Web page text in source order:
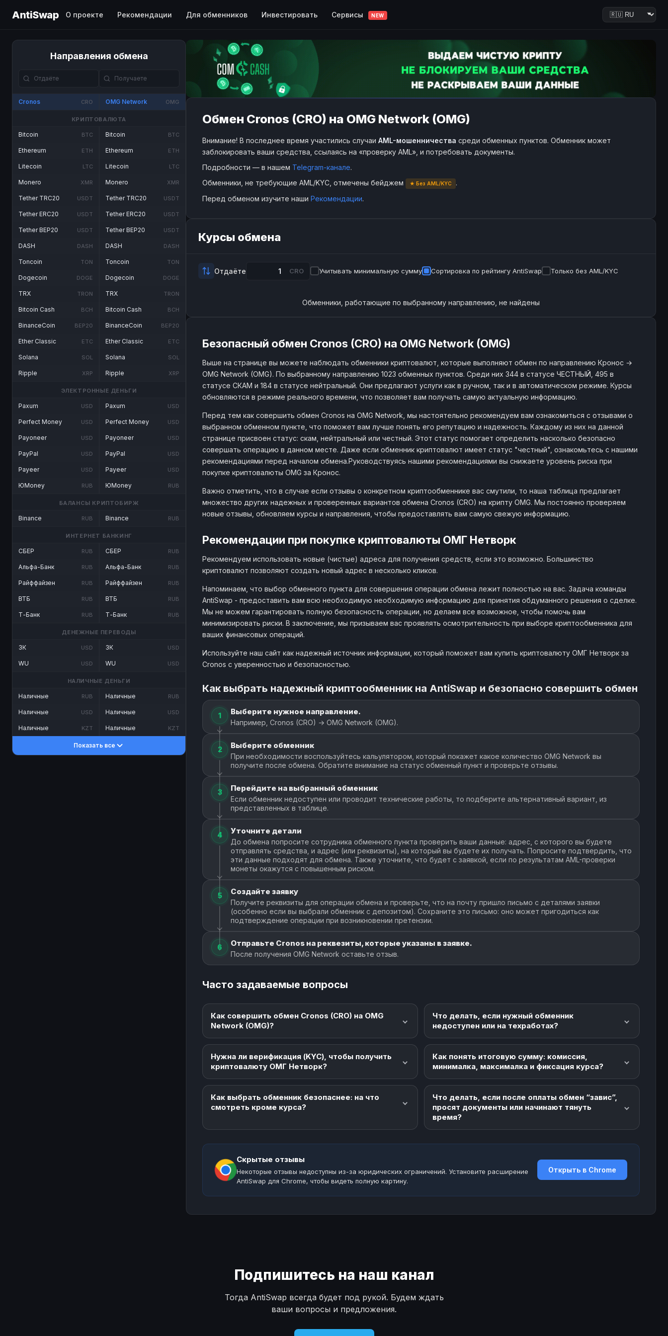
AntiSwap О проекте Рекомендации Для обменников Инвестировать Сервисы NEW
Направления обмена
Cronos CRO OMG Network OMG
КРИПТОВАЛЮТА
Bitcoin BTC
Ethereum ETH
Litecoin LTC
Monero XMR
Tether TRC20 USDT
Tether ERC20 USDT
Tether BEP20 USDT
DASH DASH
Toncoin TON
Dogecoin DOGE
TRX TRON
Bitcoin Cash BCH
BinanceCoin BEP20
Ether Classic ETC
Solana SOL
Ripple XRP
Bitcoin BTC
Ethereum ETH
Litecoin LTC
Monero XMR
Tether TRC20 USDT
Tether ERC20 USDT
Tether BEP20 USDT
DASH DASH
Toncoin TON
Dogecoin DOGE
TRX TRON
Bitcoin Cash BCH
BinanceCoin BEP20
Ether Classic ETC
Solana SOL
Ripple XRP
ЭЛЕКТРОННЫЕ ДЕНЬГИ
Paxum USD
Perfect Money USD
Payoneer USD
PayPal USD
Payeer USD
ЮMoney RUB
Paxum USD
Perfect Money USD
Payoneer USD
PayPal USD
Payeer USD
ЮMoney RUB
БАЛАНСЫ КРИПТОБИРЖ
Binance RUB Binance RUB
ИНТЕРНЕТ БАНКИНГ
СБЕР RUB
Альфа-Банк RUB
Райффайзен RUB
ВТБ RUB
Т-Банк RUB
СБЕР RUB
Альфа-Банк RUB
Райффайзен RUB
ВТБ RUB
Т-Банк RUB
ДЕНЕЖНЫЕ ПЕРЕВОДЫ
ЗК USD
WU USD
ЗК USD
WU USD
НАЛИЧНЫЕ ДЕНЬГИ
Наличные RUB
Наличные USD
Наличные KZT
Наличные RUB
Наличные USD
Наличные KZT
Показать все
Обмен Cronos (CRO) на OMG Network (OMG)
Внимание! В последнее время участились случаи AML-мошенничества среди обменных пунктов. Обменник может
заблокировать ваши средства, ссылаясь на «проверку AML», и потребовать документы.
Подробности — в нашем Telegram-канале.
Обменники, не требующие AML/KYC, отмечены бейджем
★ Без AML/KYC
.
Перед обменом изучите наши Рекомендации.
Курсы обмена
Отдаёте CRO Учитывать минимальную сумму Сортировка по рейтингу AntiSwap Только без AML/KYC
Обменники, работающие по выбранному направлению, не найдены
Безопасный обмен Cronos (CRO) на OMG Network (OMG)
Выше на странице вы можете наблюдать обменники криптовалют, которые выполняют обмен по направлению Кронос →
OMG Network (OMG). По выбранному направлению 1023 обменных пунктов. Среди них 344 в статусе ЧЕСТНЫЙ, 495 в
статусе СКАМ и 184 в статусе нейтральный. Они предлагают услуги как в ручном, так и в автоматическом режиме. Курсы
обновляются в режиме реального времени, что позволяет вам получать самую актуальную информацию.
Перед тем как совершить обмен Cronos на OMG Network, мы настоятельно рекомендуем вам ознакомиться с отзывами о
выбранном обменном пункте, что поможет вам лучше понять его репутацию и надежность. Каждому из них на данной
странице присвоен статус: скам, нейтральный или честный. Этот статус помогает определить насколько безопасно
совершать операцию в данном месте. Даже если обменник криптовалют имеет статус "честный", ознакомьтесь с нашими
рекомендациями перед началом обмена.Руководствуясь нашими рекомендациями вы снижаете уровень риска при
покупке криптовалюты OMG за Кронос.
Важно отметить, что в случае если отзывы о конкретном криптообменнике вас смутили, то наша таблица предлагает
множество других надежных и проверенных вариантов обмена Cronos (CRO) на крипту OMG. Мы постоянно проверяем
новые отзывы, обновляем курсы и направления, чтобы предоставлять вам самую свежую информацию.
Рекомендации при покупке криптовалюты ОМГ Нетворк
Рекомендуем использовать новые (чистые) адреса для получения средств, если это возможно. Большинство
криптовалют позволяют создать новый адрес в несколько кликов.
Напоминаем, что выбор обменного пункта для совершения операции обмена лежит полностью на вас. Задача команды
AntiSwap - предоставить вам всю необходимую необходимую информацию для принятия обдуманного решения о сделке.
Мы не можем гарантировать полную безопасность операции, но делаем все возможное, чтобы помочь вам
минимизировать риски. В заключение, мы призываем вас проявлять осмотрительность при выборе криптообменника для
ваших финансовых операций.
Используйте наш сайт как надежный источник информации, который поможет вам купить криптовалюту ОМГ Нетворк за
Cronos с уверенностью и безопасностью.
Как выбрать надежный криптообменник на AntiSwap и безопасно совершить обмен
1 Выберите нужное направление.
Например, Cronos (CRO) → OMG Network (OMG).
2 Выберите обменник
При необходимости воспользуйтесь кальулятором, который покажет какое количество OMG Network вы
получите после обмена. Обратите внимание на статус обменный пункт и проверьте отзывы.
3 Перейдите на выбранный обменник
Если обменник недоступен или проводит технические работы, то подберите альтернативный вариант, из
представленных в таблице.
4 Уточните детали
До обмена попросите сотрудника обменного пункта проверить ваши данные: адрес, с которого вы будете
отправлять средства, и адрес (или реквизиты), на который вы будете их получать. Попросите подтвердить, что
эти данные подходят для обмена. Также уточните, что будет с заявкой, если по результатам AML-проверки
монеты окажутся с повышенным риском.
5 Создайте заявку
Получите реквизиты для операции обмена и проверьте, что на почту пришло письмо с деталями заявки
(особенно если вы выбрали обменник с депозитом). Сохраните это письмо: оно может пригодиться как
подтверждение операции при возникновении претензии.
6 Отправьте Cronos на реквезиты, которые указаны в заявке.
После получения OMG Network оставьте отзыв.
Часто задаваемые вопросы
Как совершить обмен Cronos (CRO) на OMG
Network (OMG)?
Что делать, если нужный обменник
недоступен или на техработах?
Нужна ли верификация (KYC), чтобы получить
криптовалюту ОМГ Нетворк?
Как понять итоговую сумму: комиссия,
минималка, максималка и фиксация курса?
Как выбрать обменник безопаснее: на что
смотреть кроме курса?
Что делать, если после оплаты обмен “завис”,
просят документы или начинают тянуть
время?
Скрытые отзывы
Некоторые отзывы недоступны из-за юридических ограничений. Установите расширение
AntiSwap для Chrome, чтобы видеть полную картину.
Открыть в Chrome
Подпишитесь на наш канал
Тогда AntiSwap всегда будет под рукой. Будем ждать
ваши вопросы и предложения.